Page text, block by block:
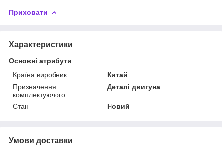
Приховати
Характеристики
Основні атрибути
Країна виробник
Китай
Призначення
комплектуючого
Деталі двигуна
Стан Новий
Умови доставки